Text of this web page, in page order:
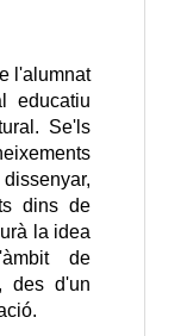
l'alumnat
educatiu
Se'ls
dins de
la idea
de
des d'un